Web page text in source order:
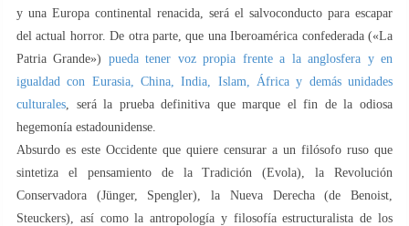
y una Europa continental renacida, será el salvoconducto para escapar
del actual horror. De otra parte, que una Iberoamérica confederada («La
Patria Grande») pueda tener voz propia frente a la anglosfera y en
igualdad con Eurasia, China, India, Islam, África y demás unidades
culturales , será la prueba definitiva que marque el fin de la odiosa
hegemonía estadounidense.
Absurdo es este Occidente que quiere censurar a un filósofo ruso que
sintetiza el pensamiento de la Tradición (Evola), la Revolución
Conservadora (Jünger, Spengler), la Nueva Derecha (de Benoist,
Steuckers), así como la antropología y filosofía estructuralista de los